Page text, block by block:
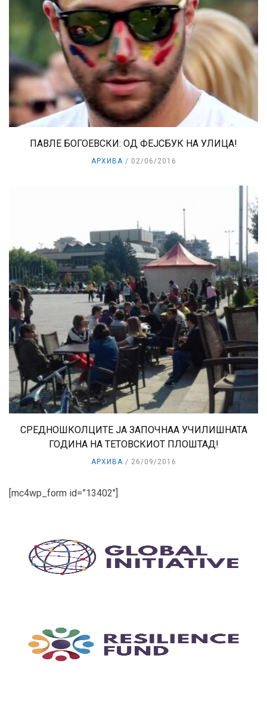
ПАВЛЕ БОГОЕВСКИ: ОД ФЕЈСБУК НА УЛИЦА!
АРХИВА 02/06/2016
СРЕДНОШКОЛЦИТЕ ЈА ЗАПОЧНАА УЧИЛИШНАТА
ГОДИНА НА ТЕТОВСКИОТ ПЛОШТАД!
АРХИВА 26/09/2016
[mc4wp_form id=”13402″]